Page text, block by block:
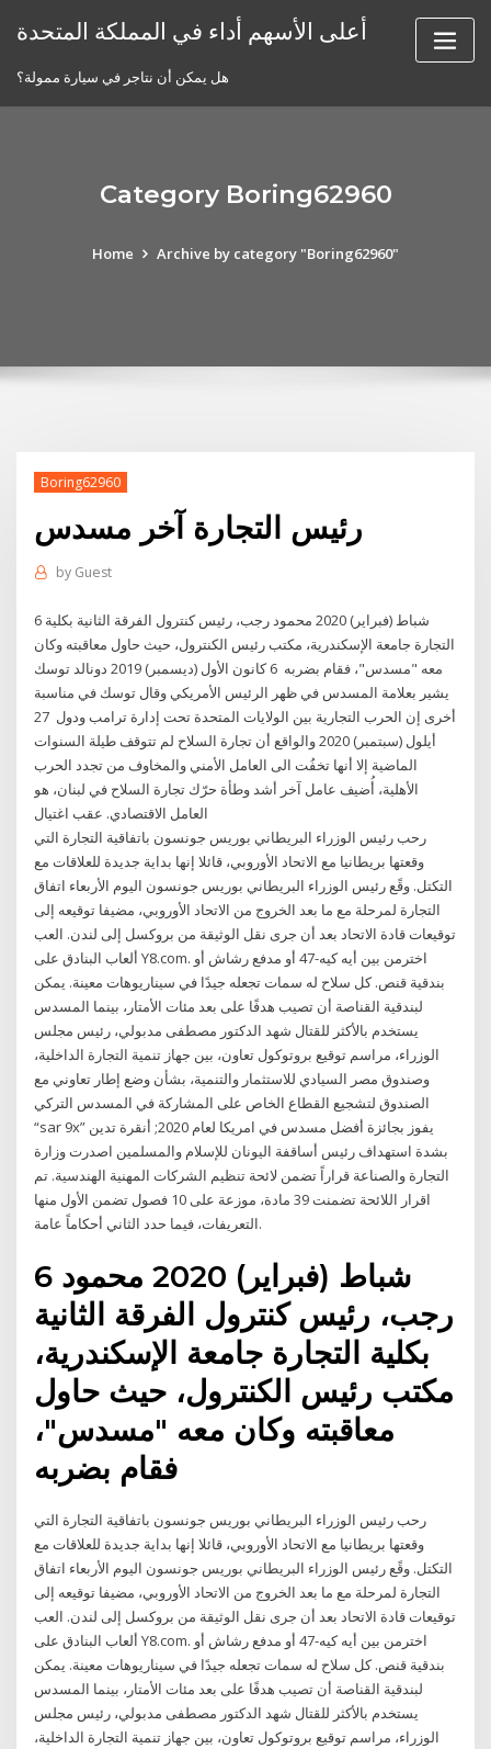
أعلى الأسهم أداء في المملكة المتحدة
هل يمكن أن نتاجر في سيارة ممولة؟
Category Boring62960
Home Archive by category "Boring62960"
Boring62960
رئيس التجارة آخر مسدس
by Guest
6 شباط (فبراير) 2020 محمود رجب، رئيس كنترول الفرقة الثانية بكلية
التجارة جامعة الإسكندرية، مكتب رئيس الكنترول، حيث حاول معاقبته وكان
معه "مسدس"، فقام بضربه 6 كانون الأول (ديسمبر) 2019 دونالد توسك
يشير بعلامة المسدس في ظهر الرئيس الأمريكي وقال توسك في مناسبة
أخرى إن الحرب التجارية بين الولايات المتحدة تحت إدارة ترامب ودول 27
أيلول (سبتمبر) 2020 والواقع أن تجارة السلاح لم تتوقف طيلة السنوات
الماضية إلا أنها تخفُت الى العامل الأمني والمخاوف من تجدد الحرب
الأهلية، أُضيف عامل آخر أشد وطأة حرّك تجارة السلاح في لبنان، هو
العامل الاقتصادي. عقب اغتيال
رحب رئيس الوزراء البريطاني بوريس جونسون‭‬ باتفاقية التجارة التي
وقعتها بريطانيا مع الاتحاد الأوروبي، قائلا إنها بداية جديدة للعلاقات مع
التكتل. وقًع رئيس الوزراء البريطاني بوريس جونسون اليوم الأربعاء اتفاق
التجارة لمرحلة مع ما بعد الخروج من الاتحاد الأوروبي، مضيفا توقيعه إلى
توقيعات قادة الاتحاد بعد أن جرى نقل الوثيقة من بروكسل إلى لندن. العب
ألعاب البنادق على Y8.com. اخترمن بين أيه كيه-47 أو مدفع رشاش أو
بندقية قنص. كل سلاح له سمات تجعله جيدًا في سيناريوهات معينة. يمكن
لبندقية القناصة أن تصيب هدفًا على بعد مئات الأمتار، بينما المسدس
يستخدم بالأكثر للقتال شهد الدكتور مصطفى مدبولي، رئيس مجلس
الوزراء، مراسم توقيع بروتوكول تعاون، بين جهاز تنمية التجارة الداخلية،
وصندوق مصر السيادي للاستثمار والتنمية، بشأن وضع إطار تعاوني مع
الصندوق لتشجيع القطاع الخاص على المشاركة في المسدس التركي
“sar 9x” يفوز بجائزة أفضل مسدس في امريكا لعام 2020; أنقرة تدين
بشدة استهداف رئيس أساقفة اليونان للإسلام والمسلمين اصدرت وزارة
التجارة والصناعة قراراً تضمن لائحة تنظيم الشركات المهنية الهندسية. تم
اقرار اللائحة تضمنت 39 مادة، موزعة على 10 فصول تضمن الأول منها
التعريفات، فيما حدد الثاني أحكاماً عامة.
6 شباط (فبراير) 2020 محمود
رجب، رئيس كنترول الفرقة الثانية
بكلية التجارة جامعة الإسكندرية،
مكتب رئيس الكنترول، حيث حاول
معاقبته وكان معه "مسدس"،
رحب رئيس الوزراء البريطاني بوريس جونسون‭‬ باتفاقية التجارة التي
وقعتها بريطانيا مع الاتحاد الأوروبي، قائلا إنها بداية جديدة للعلاقات مع
التكتل. وقًع رئيس الوزراء البريطاني بوريس جونسون اليوم الأربعاء اتفاق
التجارة لمرحلة مع ما بعد الخروج من الاتحاد الأوروبي، مضيفا توقيعه إلى
توقيعات قادة الاتحاد بعد أن جرى نقل الوثيقة من بروكسل إلى لندن. العب
ألعاب البنادق على Y8.com. اخترمن بين أيه كيه-47 أو مدفع رشاش أو
بندقية قنص. كل سلاح له سمات تجعله جيدًا في سيناريوهات معينة. يمكن
لبندقية القناصة أن تصيب هدفًا على بعد مئات الأمتار، بينما المسدس
يستخدم بالأكثر للقتال شهد الدكتور مصطفى مدبولي، رئيس مجلس
الوزراء، مراسم توقيع بروتوكول تعاون، بين جهاز تنمية التجارة الداخلية،